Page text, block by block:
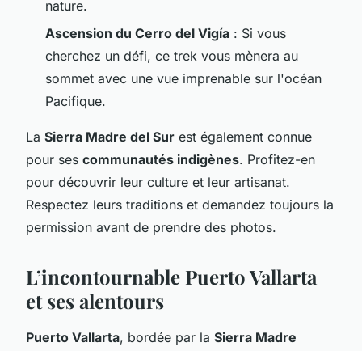
nature.
Ascension du Cerro del Vigía : Si vous
cherchez un défi, ce trek vous mènera au
sommet avec une vue imprenable sur l'océan
Pacifique.
La Sierra Madre del Sur est également connue
pour ses communautés indigènes. Profitez-en
pour découvrir leur culture et leur artisanat.
Respectez leurs traditions et demandez toujours la
permission avant de prendre des photos.
L’incontournable Puerto Vallarta
et ses alentours
Puerto Vallarta, bordée par la Sierra Madre